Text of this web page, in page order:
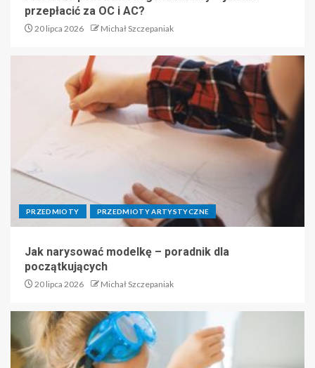
przepłacić za OC i AC?
20 lipca 2026 Michał Szczepaniak
PRZEDMIOTY PRZEDMIOTY ARTYSTYCZNE
Jak narysować modelkę – poradnik dla
początkujących
20 lipca 2026 Michał Szczepaniak